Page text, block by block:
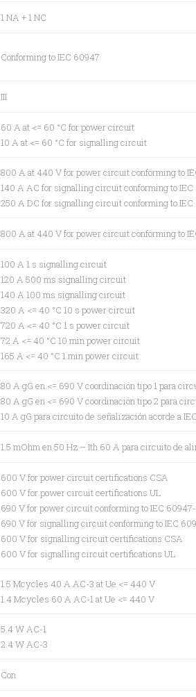
1 NA + 1 NC
Conforming to IEC 60947
III
60 A at <= 60 °C for power circuit
10 A at <= 60 °C for signalling circuit
800 A at 440 V for power circuit conforming to
140 A AC for signalling circuit conforming to
250 A DC for signalling circuit conforming to
800 A at 440 V for power circuit conforming to
100 A 1 s signalling circuit
120 A 500 ms signalling circuit
140 A 100 ms signalling circuit
320 A <= 40 °C 10 s power circuit
720 A <= 40 °C 1 s power circuit
72 A <= 40 °C 10 min power circuit
165 A <= 40 °C 1 min power circuit
80 A gG en <= 690 V coordinación tipo 1 para
80 A gG en <= 690 V coordinación tipo 2 para
10 A gG para circuito de señalización acorde a
1.5 mOhm en 50 Hz – Ith 60 A para circuito de
600 V for power circuit certifications CSA
600 V for power circuit certifications UL
690 V for power circuit conforming to IEC
690 V for signalling circuit conforming to IEC
600 V for signalling circuit certifications CSA
600 V for signalling circuit certifications UL
1.5 Mcycles 40 A AC-3 at Ue <= 440 V
1.4 Mcycles 60 A AC-1 at Ue <= 440 V
5.4 W AC-1
2.4 W AC-3
Con